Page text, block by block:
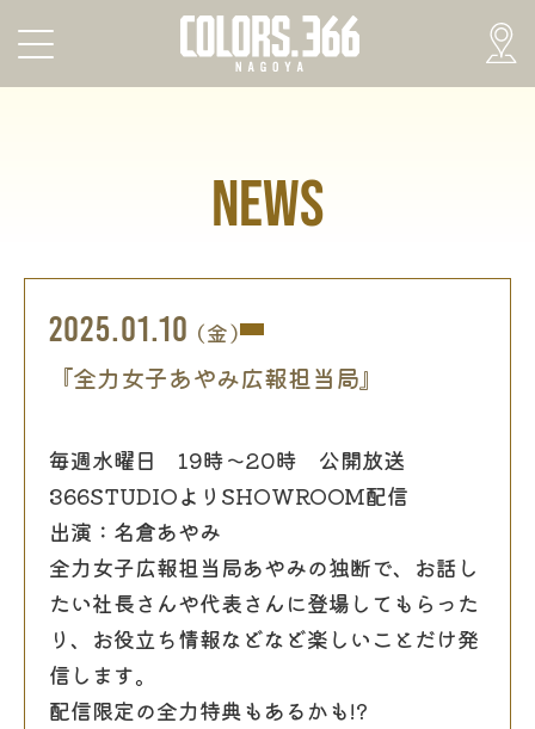
NEWS
2025.01.10 (金)
『全力女子あやみ広報担当局』
毎週水曜日 19時～20時 公開放送
366STUDIOよりSHOWROOM配信
出演：名倉あやみ
全力女子広報担当局あやみの独断で、お話し
たい社長さんや代表さんに登場してもらった
り、お役立ち情報などなど楽しいことだけ発
信します。
配信限定の全力特典もあるかも!?